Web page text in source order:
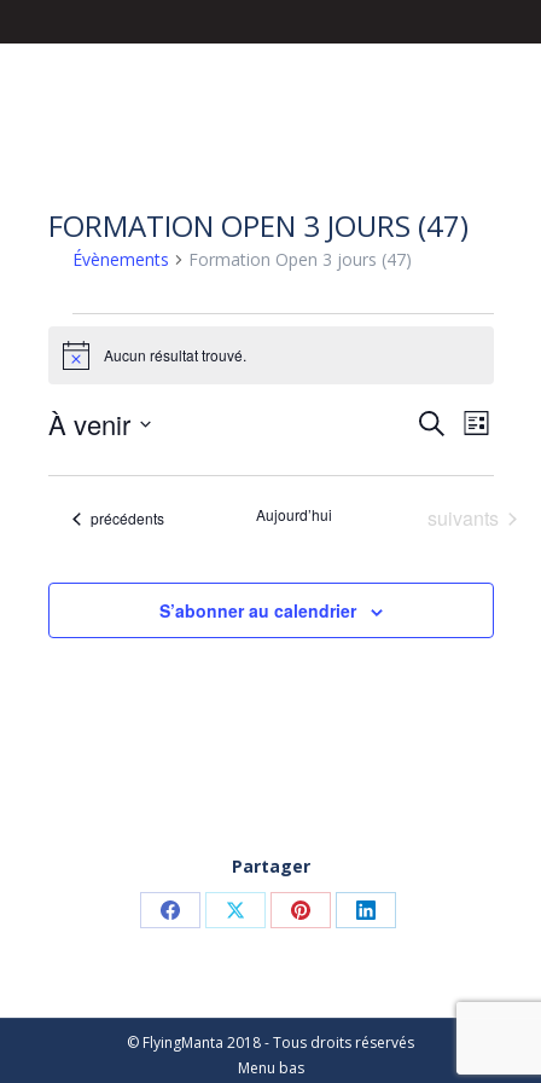
FORMATION OPEN 3 JOURS (47)
Évènements Formation Open 3 jours (47)
ÉVÈNEMENTS
Notice Aucun résultat trouvé.
ET
DE
VUES
Recherche
VUES
Liste
À venir
une
date. Évènements
précédents Aujourd’hui Évènements
suivants
S’abonner au calendrier
Partager
PartagerPartagerPartagerPartager
© FlyingManta 2018 - Tous droits réservés
Menu bas